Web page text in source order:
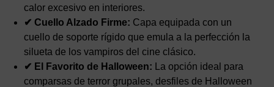
calor excesivo en interiores.
✔ Cuello Alzado Firme: Capa equipada con un
cuello de soporte rígido que emula a la perfección la
silueta de los vampiros del cine clásico.
✔ El Favorito de Halloween: La opción ideal para
comparsas de terror grupales, desfiles de Halloween